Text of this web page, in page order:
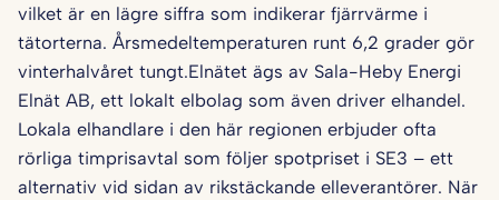
vilket är en lägre siffra som indikerar fjärrvärme i
tätorterna. Årsmedeltemperaturen runt 6,2 grader gör
vinterhalvåret tungt.Elnätet ägs av Sala-Heby Energi
Elnät AB, ett lokalt elbolag som även driver elhandel.
Lokala elhandlare i den här regionen erbjuder ofta
rörliga timprisavtal som följer spotpriset i SE3 – ett
alternativ vid sidan av rikstäckande elleverantörer. När